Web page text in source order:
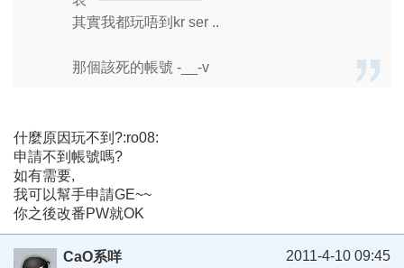
其實我都玩唔到kr ser ..
那個該死的帳號 -__-v
什麼原因玩不到?:ro08:
申請不到帳號嗎?
如有需要,
我可以幫手申請GE~~
你之後改番PW就OK
CaO系咩
2011-4-10 09:45